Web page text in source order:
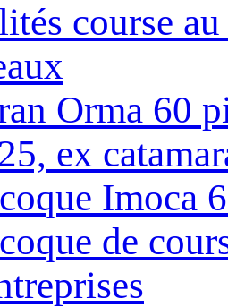
course
Orma 60
ex
Imoca
de